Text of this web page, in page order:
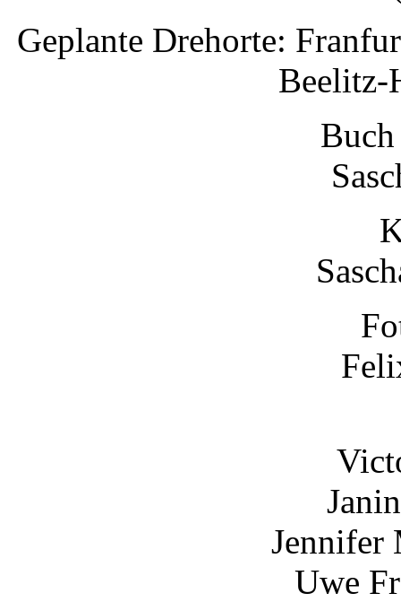
Geplante Drehorte:
Beelitz-
Jennifer
Uwe